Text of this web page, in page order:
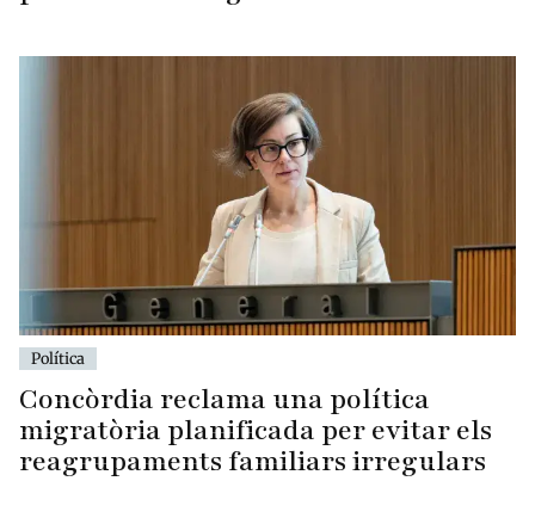
Política
Concòrdia reclama una política
migratòria planificada per evitar els
reagrupaments familiars irregulars